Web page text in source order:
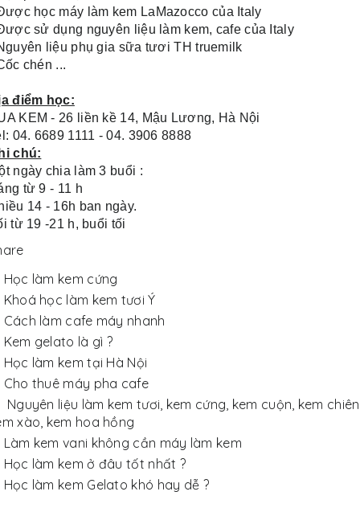
học máy làm kem LaMazocco của Italy
sử dụng nguyên liệu làm kem, cafe của Italy
liệu phụ gia sữa tươi TH truemilk
chén ...
điểm học:
KEM - 26 liền kề 14, Mậu Lương, Hà Nội
04. 6689 1111 - 04. 3906 8888
chú:
ngày chia làm 3 buổi :
từ 9 - 11 h
14 - 16h ban ngày.
từ 19 -21 h, buổi tối
Học làm kem cứng
Khoá học làm kem tươi Ý
Cách làm cafe máy nhanh
Kem gelato là gì ?
Học làm kem tại Hà Nội
Cho thuê máy pha cafe
Nguyên liệu làm kem tươi, kem cứng, kem cuộn, kem
xào, kem hoa hồng
Làm kem vani không cần máy làm kem
Học làm kem ở đâu tốt nhất ?
Học làm kem Gelato khó hay dễ ?